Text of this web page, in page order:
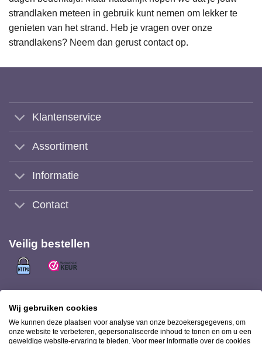
strandlaken meteen in gebruik kunt nemen om lekker te
genieten van het strand. Heb je vragen over onze
strandlakens? Neem dan gerust contact op.
Klantenservice
Assortiment
Informatie
Contact
Veilig bestellen
Veilig (achteraf) betalen met
Wij gebruiken cookies
We kunnen deze plaatsen voor analyse van onze bezoekersgegevens, om
onze website te verbeteren, gepersonaliseerde inhoud te tonen en om u een
geweldige website-ervaring te bieden. Voor meer informatie over de cookies